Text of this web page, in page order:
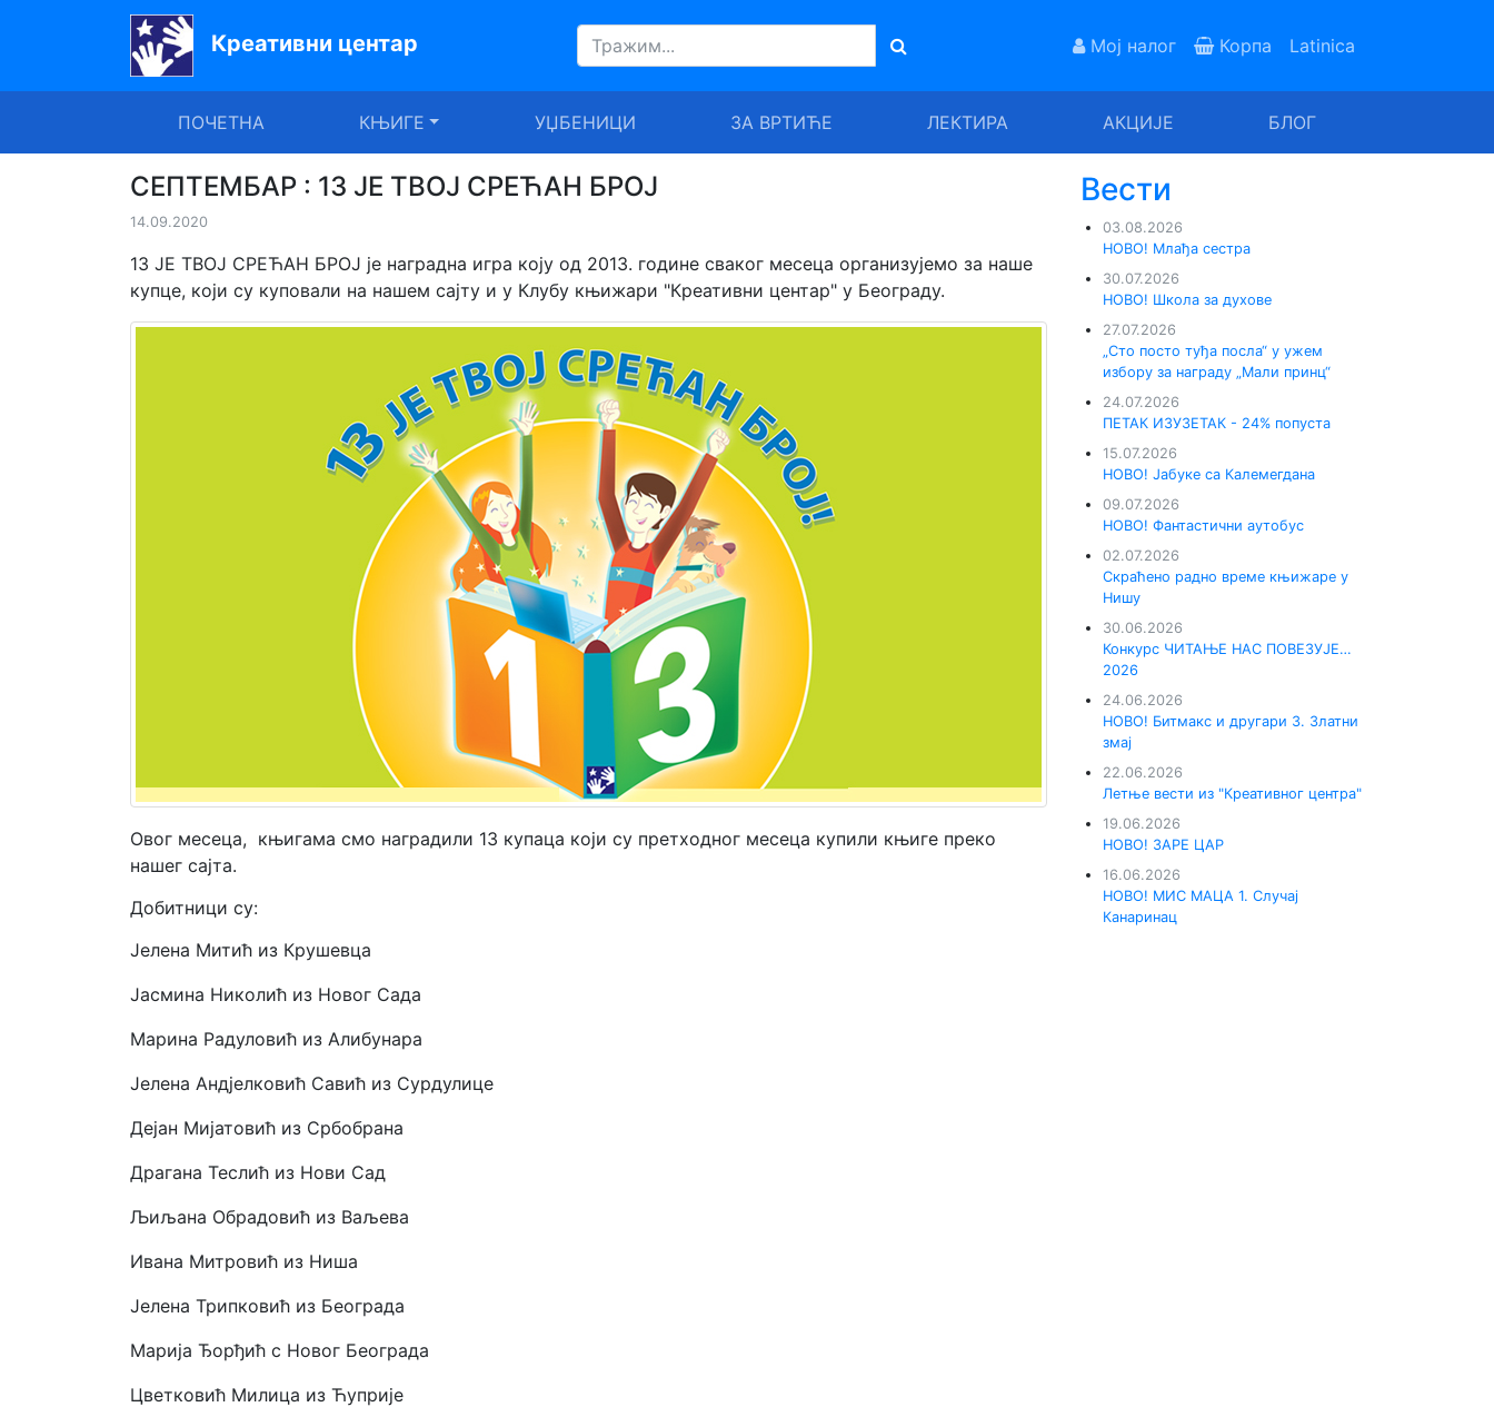
Креативни центар Мој налог Корпа Latinica
ПОЧЕТНА КЊИГЕ УЏБЕНИЦИ ЗА ВРТИЋЕ ЛЕКТИРА АКЦИЈЕ БЛОГ
Почетна
УџбенициСЕПТЕМБАР : 13 ЈЕ ТВОЈ СРЕЋАН БРОЈ
14.09.2020
13 ЈЕ ТВОЈ СРЕЋАН БРОЈ је наградна игра коју од 2013. године сваког месеца организујемо за наше
купце, који су куповали на нашем сајту и у Клубу књижари "Креативни центар" у Београду.
Овог месеца, књигама смо наградили 13 купаца који су претходног месеца купили књиге преко
нашег сајта.
Добитници су:
Јелена Митић из Крушевца
Јасмина Николић из Новог Сада
Марина Радуловић из Алибунара
Јелена Андјелковић Савић из Сурдулице
Дејан Мијатовић из Србобрана
Драгана Теслић из Нови Сад
Љиљана Обрадовић из Ваљева
Ивана Митровић из Ниша
Јелена Трипковић из Београда
Марија Ђорђић с Новог Београда
Цветковић Милица из Ћуприје
Вести
03.08.2026
НОВО! Млађа сестра
30.07.2026
НОВО! Школа за духове
27.07.2026
„Сто посто туђа посла“ у ужем
избору за награду „Мали принц“
24.07.2026
ПЕТАК ИЗУЗЕТАК - 24% попуста
15.07.2026
НОВО! Јабуке са Калемегдана
09.07.2026
НОВО! Фантастични аутобус
02.07.2026
Скраћено радно време књижаре у
Нишу
30.06.2026
Конкурс ЧИТАЊЕ НАС ПОВЕЗУЈЕ…
2026
24.06.2026
НОВО! Битмакс и другари 3. Златни
змај
22.06.2026
Летње вести из "Креативног центра"
19.06.2026
НОВО! ЗАРЕ ЦАР
16.06.2026
НОВО! МИС МАЦА 1. Случај
Канаринац